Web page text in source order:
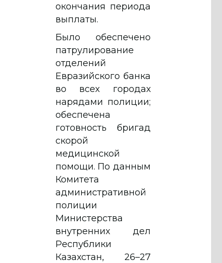
окончания периода
выплаты.
Было обеспечено
патрулирование
отделений
Евразийского банка
во всех городах
нарядами полиции;
обеспечена
готовность бригад
скорой
медицинской
помощи. По данным
Комитета
административной
полиции
Министерства
внутренних дел
Республики
Казахстан, 26–27